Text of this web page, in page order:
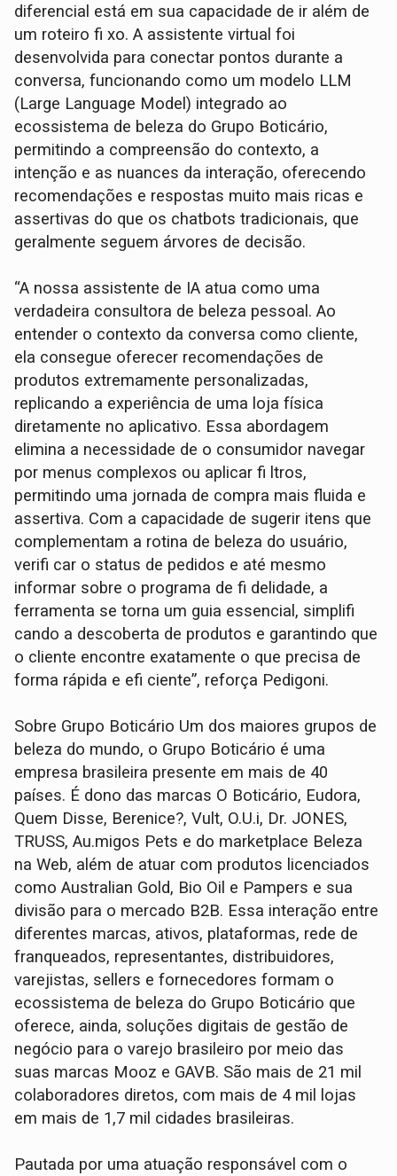
diferencial está em sua capacidade de ir além de
um roteiro fi xo. A assistente virtual foi
desenvolvida para conectar pontos durante a
conversa, funcionando como um modelo LLM
(Large Language Model) integrado ao
ecossistema de beleza do Grupo Boticário,
permitindo a compreensão do contexto, a
intenção e as nuances da interação, oferecendo
recomendações e respostas muito mais ricas e
assertivas do que os chatbots tradicionais, que
geralmente seguem árvores de decisão.
“A nossa assistente de IA atua como uma
verdadeira consultora de beleza pessoal. Ao
entender o contexto da conversa como cliente,
ela consegue oferecer recomendações de
produtos extremamente personalizadas,
replicando a experiência de uma loja física
diretamente no aplicativo. Essa abordagem
elimina a necessidade de o consumidor navegar
por menus complexos ou aplicar fi ltros,
permitindo uma jornada de compra mais fluida e
assertiva. Com a capacidade de sugerir itens que
complementam a rotina de beleza do usuário,
verifi car o status de pedidos e até mesmo
informar sobre o programa de fi delidade, a
ferramenta se torna um guia essencial, simplifi
cando a descoberta de produtos e garantindo que
o cliente encontre exatamente o que precisa de
forma rápida e efi ciente”, reforça Pedigoni.
Sobre Grupo Boticário Um dos maiores grupos de
beleza do mundo, o Grupo Boticário é uma
empresa brasileira presente em mais de 40
países. É dono das marcas O Boticário, Eudora,
Quem Disse, Berenice?, Vult, O.U.i, Dr. JONES,
TRUSS, Au.migos Pets e do marketplace Beleza
na Web, além de atuar com produtos licenciados
como Australian Gold, Bio Oil e Pampers e sua
divisão para o mercado B2B. Essa interação entre
diferentes marcas, ativos, plataformas, rede de
franqueados, representantes, distribuidores,
varejistas, sellers e fornecedores formam o
ecossistema de beleza do Grupo Boticário que
oferece, ainda, soluções digitais de gestão de
negócio para o varejo brasileiro por meio das
suas marcas Mooz e GAVB. São mais de 21 mil
colaboradores diretos, com mais de 4 mil lojas
em mais de 1,7 mil cidades brasileiras.
Pautada por uma atuação responsável com o